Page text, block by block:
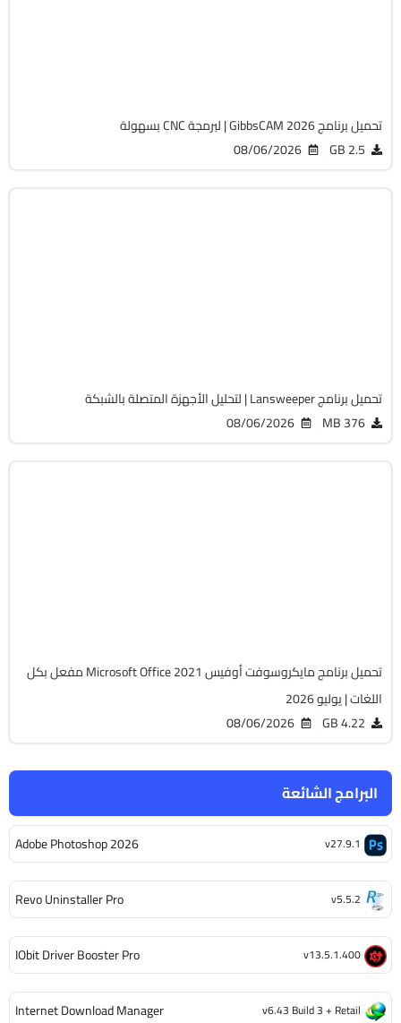
البرامج الشائعة
Adobe Photoshop 2026 v27.9.1
Revo Uninstaller Pro v5.5.2
IObit Driver Booster Pro v13.5.1.400
Internet Download Manager v6.43 Build 3 + Retail
تحميل برنامج GibbsCAM 2026 | لبرمجة CNC بسهولة
2.5 GB
08/06/2026
تحميل برنامج Lansweeper | لتحليل الأجهزة المتصلة بالشبكة
376 MB
08/06/2026
تحميل برنامج مايكروسوفت أوفيس Microsoft Office 2021 مفعل بكل
اللغات | يوليو 2026
4.22 GB
08/06/2026